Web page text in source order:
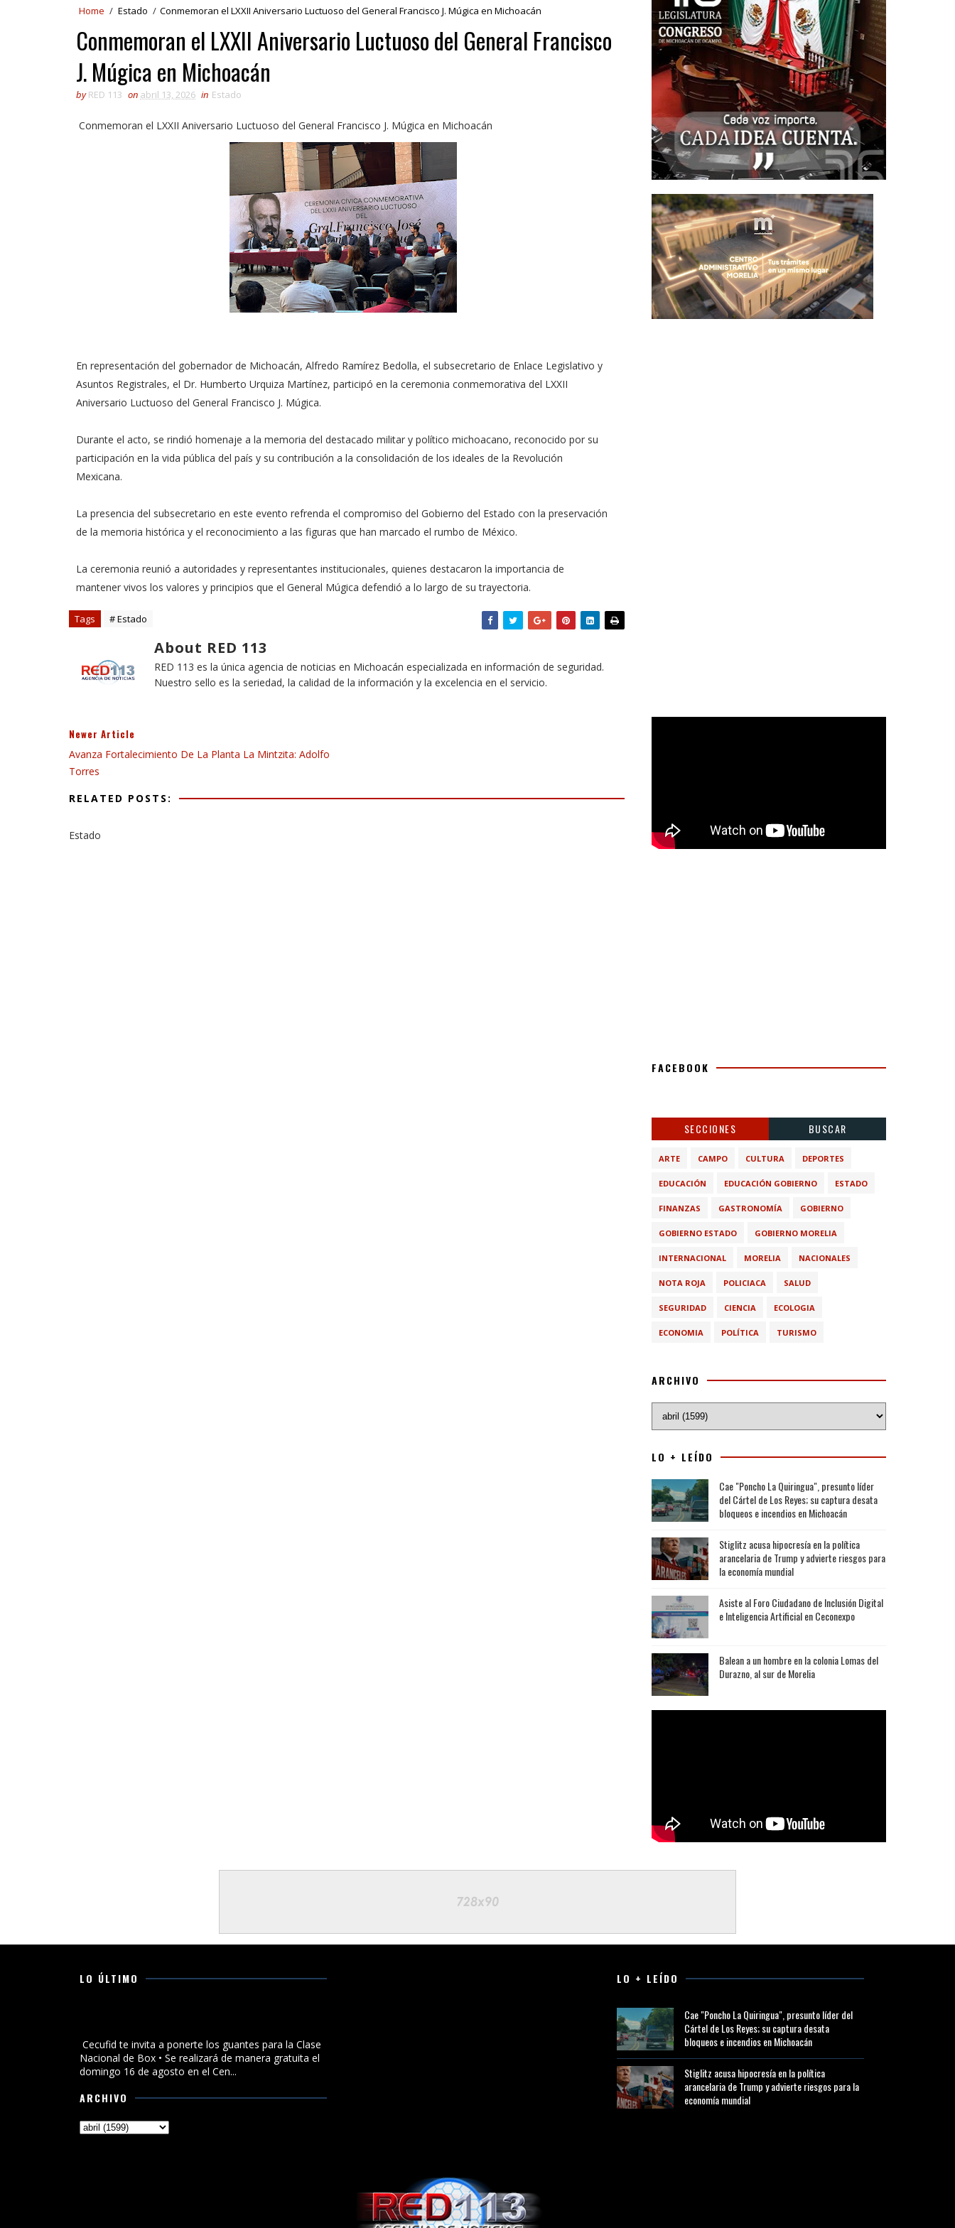
Home / Estado / Conmemoran el LXXII Aniversario Luctuoso del General Francisco J. Múgica en Michoacán
Conmemoran el LXXII Aniversario Luctuoso del General Francisco
J. Múgica en Michoacán
by RED 113 on abril 13, 2026 in Estado
Conmemoran el LXXII Aniversario Luctuoso del General Francisco J. Múgica en Michoacán
En representación del gobernador de Michoacán, Alfredo Ramírez Bedolla, el subsecretario de Enlace Legislativo y
Asuntos Registrales, el Dr. Humberto Urquiza Martínez, participó en la ceremonia conmemorativa del LXXII
Aniversario Luctuoso del General Francisco J. Múgica.
Durante el acto, se rindió homenaje a la memoria del destacado militar y político michoacano, reconocido por su
participación en la vida pública del país y su contribución a la consolidación de los ideales de la Revolución
Mexicana.
La presencia del subsecretario en este evento refrenda el compromiso del Gobierno del Estado con la preservación
de la memoria histórica y el reconocimiento a las figuras que han marcado el rumbo de México.
La ceremonia reunió a autoridades y representantes institucionales, quienes destacaron la importancia de
mantener vivos los valores y principios que el General Múgica defendió a lo largo de su trayectoria.
Tags # Estado
About RED 113
RED 113 es la única agencia de noticias en Michoacán especializada en información de seguridad.
Nuestro sello es la seriedad, la calidad de la información y la excelencia en el servicio.
Newer Article
Avanza Fortalecimiento De La Planta La Mintzita: Adolfo
Torres
RELATED POSTS:
Estado
FACEBOOK
SECCIONES BUSCAR
ARTE CAMPO CULTURA DEPORTES
EDUCACIÓN EDUCACIÓN GOBIERNO ESTADO
FINANZAS GASTRONOMÍA GOBIERNO
GOBIERNO ESTADO GOBIERNO MORELIA
INTERNACIONAL MORELIA NACIONALES
NOTA ROJA POLICIACA SALUD
SEGURIDAD CIENCIA ECOLOGIA
ECONOMIA POLÍTICA TURISMO
ARCHIVO
LO + LEÍDO
Cae "Poncho La Quiringua", presunto líder
del Cártel de Los Reyes; su captura desata
bloqueos e incendios en Michoacán
Stiglitz acusa hipocresía en la política
arancelaria de Trump y advierte riesgos para
la economía mundial
Asiste al Foro Ciudadano de Inclusión Digital
e Inteligencia Artificial en Ceconexpo
Balean a un hombre en la colonia Lomas del
Durazno, al sur de Morelia
LO ÚLTIMO
Cecufid te invita a ponerte los guantes para la Clase
Nacional de Box • Se realizará de manera gratuita el
domingo 16 de agosto en el Cen...
ARCHIVO
LO + LEÍDO
Cae "Poncho La Quiringua", presunto líder del
Cártel de Los Reyes; su captura desata
bloqueos e incendios en Michoacán
Stiglitz acusa hipocresía en la política
arancelaria de Trump y advierte riesgos para la
economía mundial